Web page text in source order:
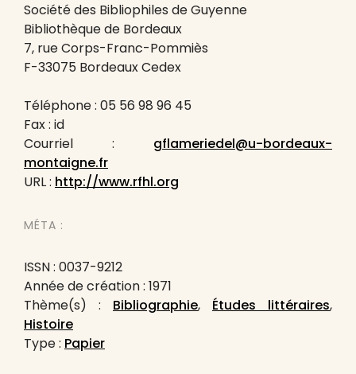
Société des Bibliophiles de Guyenne
Bibliothèque de Bordeaux
7, rue Corps-Franc-Pommiès
F-33075 Bordeaux Cedex
Téléphone : 05 56 98 96 45
Fax : id
Courriel : gflameriedel@u-bordeaux-
montaigne.fr
URL : http://www.rfhl.org
MÉTA :
ISSN : 0037-9212
Année de création : 1971
Thème(s) : Bibliographie, Études littéraires,
Histoire
Type : Papier